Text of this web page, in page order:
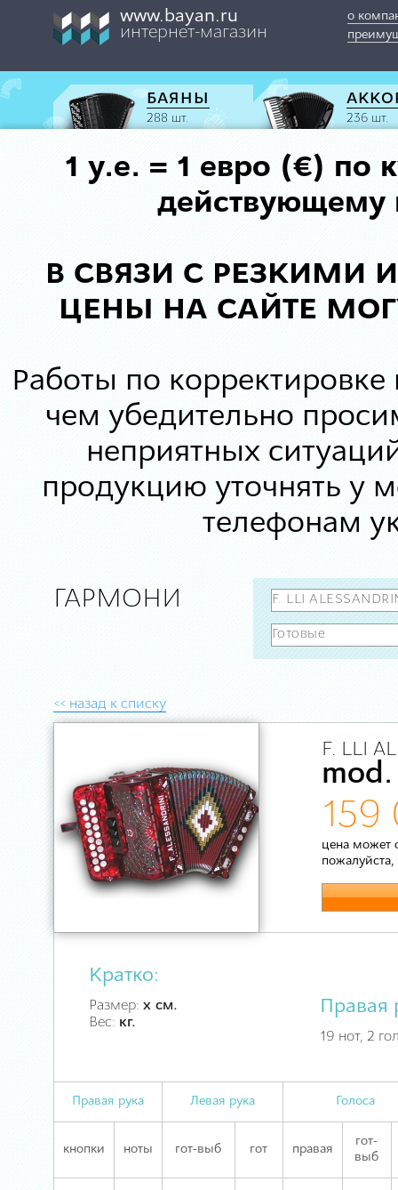
www.bayan.ru
интернет-магазин
о
БАЯНЫ
288 шт. 236 шт.
1 у.е. = 1 евро (€) по
действующему
В СВЯЗИ С РЕЗКИМИ
ЦЕНЫ НА САЙТЕ
Работы по корректировке
чем убедительно
неприятных
продукцию уточнять у
телефонам
ГАРМОНИ
<< назад к списку
F. LLI
159
цена может
пожалуйста,
Кратко:
Размер: х см.
Вес: кг.
Правая
19 нот, 2
Правая рука Левая рука Голоса
кнопки ноты гот-выб гот правая
гот-
выб